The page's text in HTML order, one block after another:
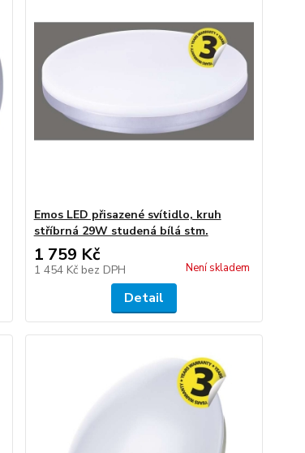
Emos LED přisazené svítidlo, kruh
stříbrná 29W studená bílá stm.
1 759 Kč
1 454 Kč bez DPH Není skladem
Detail